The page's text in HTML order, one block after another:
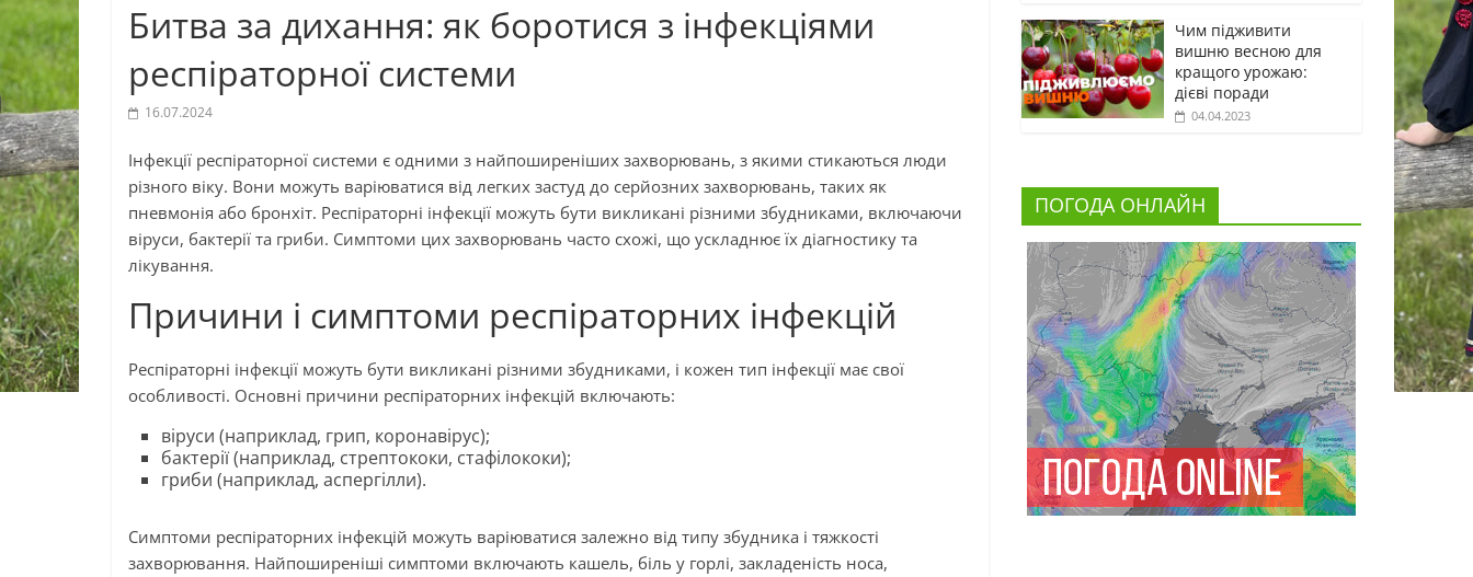
Битва за дихання: як боротися з інфекціями
респіраторної системи
16.07.2024
Інфекції респіраторної системи є одними з найпоширеніших захворювань, з якими стикаються люди
різного віку. Вони можуть варіюватися від легких застуд до серйозних захворювань, таких як
пневмонія або бронхіт. Респіраторні інфекції можуть бути викликані різними збудниками, включаючи
віруси, бактерії та гриби. Симптоми цих захворювань часто схожі, що ускладнює їх діагностику та
лікування.
Причини і симптоми респіраторних інфекцій
Респіраторні інфекції можуть бути викликані різними збудниками, і кожен тип інфекції має свої
особливості. Основні причини респіраторних інфекцій включають:
віруси (наприклад, грип, коронавірус);
бактерії (наприклад, стрептококи, стафілококи);
гриби (наприклад, аспергілли).
Симптоми респіраторних інфекцій можуть варіюватися залежно від типу збудника і тяжкості
захворювання. Найпоширеніші симптоми включають кашель, біль у горлі, закладеність носа,
Чим підживити
вишню весною для
кращого урожаю:
дієві поради
04.04.2023
ПОГОДА ОНЛАЙН